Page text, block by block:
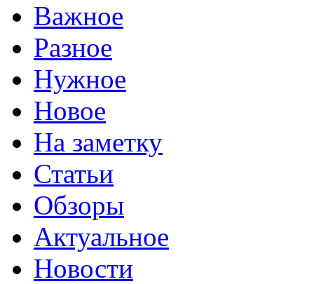
Важное
Разное
Нужное
Новое
На заметку
Статьи
Обзоры
Актуальное
Новости